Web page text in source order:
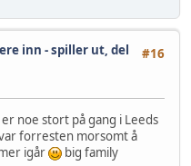
#16
inn - spiller ut, del
noe stort på gang i Leeds
forresten morsomt å
igår
big family